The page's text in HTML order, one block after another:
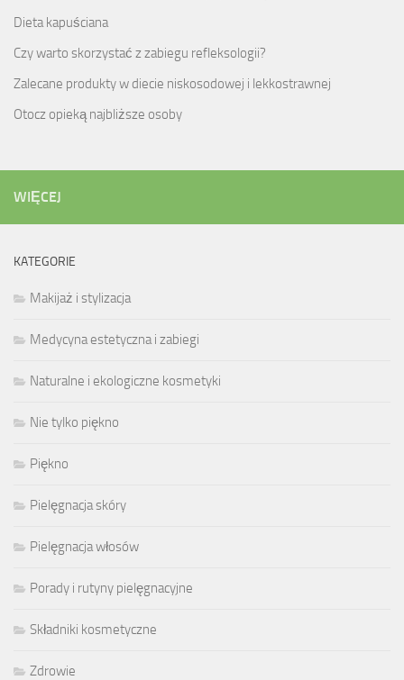
Dieta kapuściana
Czy warto skorzystać z zabiegu refleksologii?
Zalecane produkty w diecie niskosodowej i lekkostrawnej
Otocz opieką najbliższe osoby
WIĘCEJ
KATEGORIE
Makijaż i stylizacja
Medycyna estetyczna i zabiegi
Naturalne i ekologiczne kosmetyki
Nie tylko piękno
Piękno
Pielęgnacja skóry
Pielęgnacja włosów
Porady i rutyny pielęgnacyjne
Składniki kosmetyczne
Zdrowie